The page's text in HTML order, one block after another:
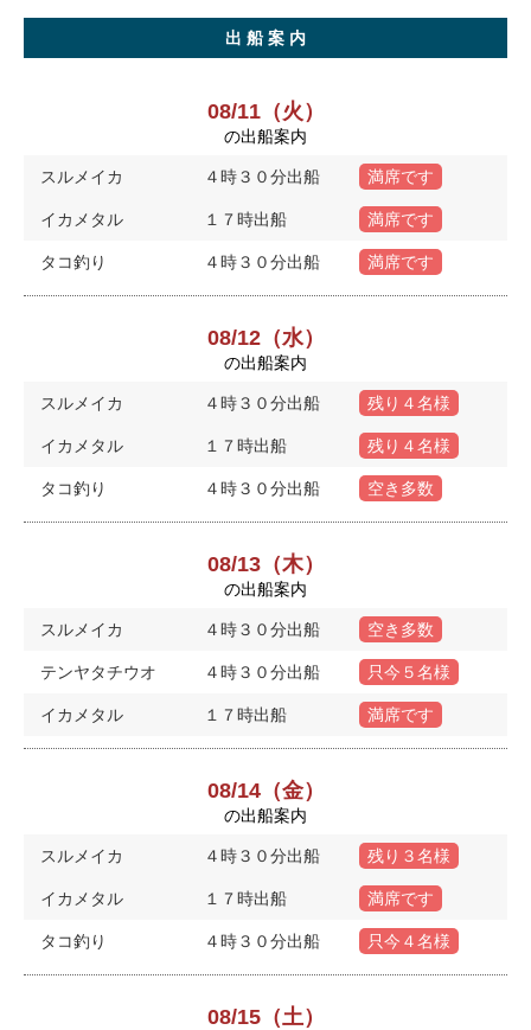
出 船 案 内
08/11（火）
の出船案内
スルメイカ ４時３０分出船 満席です
イカメタル １７時出船 満席です
タコ釣り ４時３０分出船 満席です
08/12（水）
の出船案内
スルメイカ ４時３０分出船 残り４名様
イカメタル １７時出船 残り４名様
タコ釣り ４時３０分出船 空き多数
08/13（木）
の出船案内
スルメイカ ４時３０分出船 空き多数
テンヤタチウオ ４時３０分出船 只今５名様
イカメタル １７時出船 満席です
08/14（金）
の出船案内
スルメイカ ４時３０分出船 残り３名様
イカメタル １７時出船 満席です
タコ釣り ４時３０分出船 只今４名様
08/15（土）